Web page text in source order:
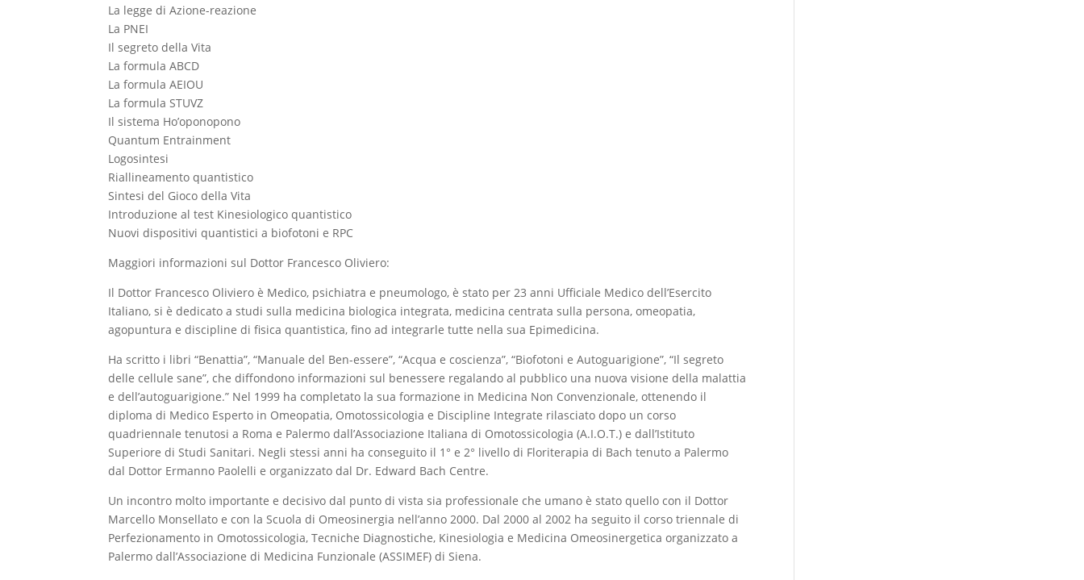
La legge di Azione-reazione
La PNEI
Il segreto della Vita
La formula ABCD
La formula AEIOU
La formula STUVZ
Il sistema Ho’oponopono
Quantum Entrainment
Logosintesi
Riallineamento quantistico
Sintesi del Gioco della Vita
Introduzione al test Kinesiologico quantistico
Nuovi dispositivi quantistici a biofotoni e RPC
Maggiori informazioni sul Dottor Francesco Oliviero:
Il Dottor Francesco Oliviero è Medico, psichiatra e pneumologo, è stato per 23 anni Ufficiale Medico dell’Esercito
Italiano, si è dedicato a studi sulla medicina biologica integrata, medicina centrata sulla persona, omeopatia,
agopuntura e discipline di fisica quantistica, fino ad integrarle tutte nella sua Epimedicina.
Ha scritto i libri “Benattia”, “Manuale del Ben-essere”, “Acqua e coscienza”, “Biofotoni e Autoguarigione”, “Il segreto
delle cellule sane”, che diffondono informazioni sul benessere regalando al pubblico una nuova visione della malattia
e dell’autoguarigione.” Nel 1999 ha completato la sua formazione in Medicina Non Convenzionale, ottenendo il
diploma di Medico Esperto in Omeopatia, Omotossicologia e Discipline Integrate rilasciato dopo un corso
quadriennale tenutosi a Roma e Palermo dall’Associazione Italiana di Omotossicologia (A.I.O.T.) e dall’Istituto
Superiore di Studi Sanitari. Negli stessi anni ha conseguito il 1° e 2° livello di Floriterapia di Bach tenuto a Palermo
dal Dottor Ermanno Paolelli e organizzato dal Dr. Edward Bach Centre.
Un incontro molto importante e decisivo dal punto di vista sia professionale che umano è stato quello con il Dottor
Marcello Monsellato e con la Scuola di Omeosinergia nell’anno 2000. Dal 2000 al 2002 ha seguito il corso triennale di
Perfezionamento in Omotossicologia, Tecniche Diagnostiche, Kinesiologia e Medicina Omeosinergetica organizzato a
Palermo dall’Associazione di Medicina Funzionale (ASSIMEF) di Siena.